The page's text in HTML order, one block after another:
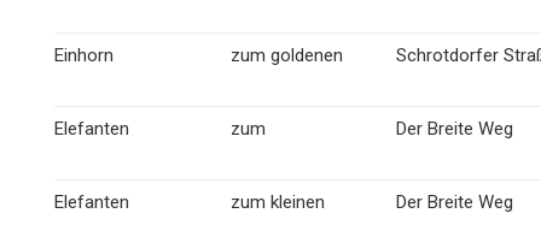
Einhorn zum goldenen Schrotdorfer
Elefanten zum Der Breite Weg
Elefanten zum kleinen Der Breite Weg